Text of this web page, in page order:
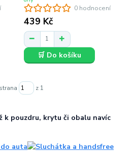
0 hodnocení
439 Kč
🛒 Do košíku
strana z 1
k pouzdru, krytu či obalu navíc